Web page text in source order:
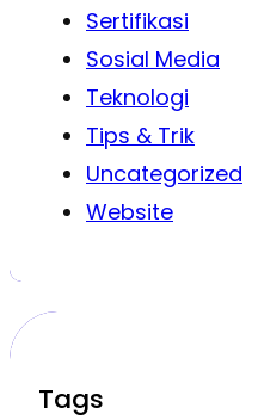
Sertifikasi
Sosial Media
Teknologi
Tips & Trik
Uncategorized
Website
Tags